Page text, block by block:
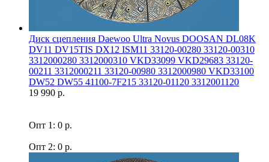
Диск сцепления Daewoo Ultra Novus DOOSAN DL08K
DV11 DV15TIS DX12 ISM11 33120-00280 33120-00310
3312000280 3312000310 VKD33099 VKD29683 33120-
00211 3312000211 33120-00980 3312000980 VKD33100
DW52 DW55 41100-7F215 33120-01120 3312001120
19 990 р.
Опт 1: 0 р.
Опт 2: 0 р.